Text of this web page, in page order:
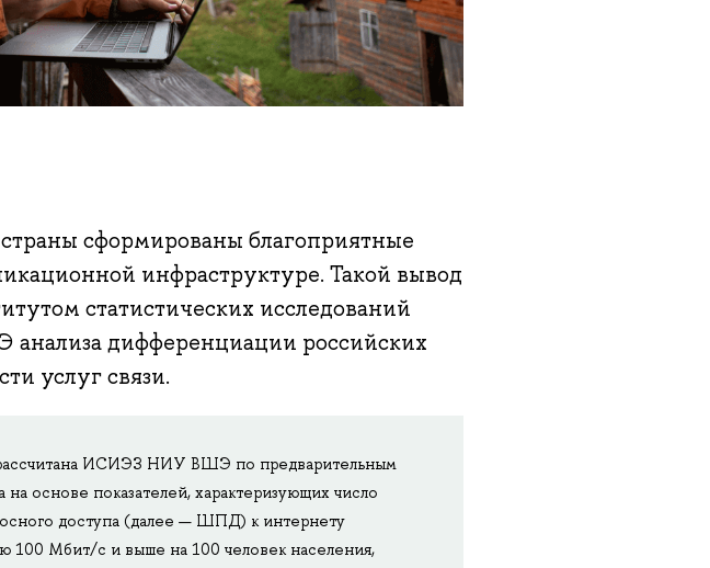
сформированы благоприятные
инфраструктуре. Такой вывод
статистических исследований
дифференциации российских
услуг связи.
рассчитана ИСИЭЗ НИУ ВШЭ по предварительным
основе показателей, характеризующих число
доступа (далее — ШПД) к интернету
100 Мбит/с и выше на 100 человек населения,